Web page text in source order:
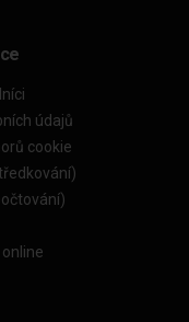
údajů
cookie